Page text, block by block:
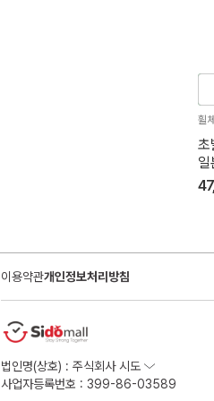
휠
초
일
이용약관개인정보처리방침
법인명(상호) : 주식회사 시도
사업자등록번호 : 399-86-03589